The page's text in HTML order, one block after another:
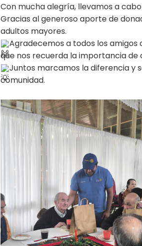
Con mucha alegría, llevamos a
Gracias al generoso aporte de
adultos mayores.
Agradecemos a todos los amigos
que nos recuerda la importancia
Juntos marcamos la diferencia y
comunidad.